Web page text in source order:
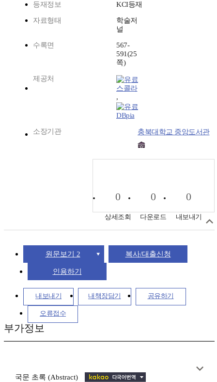
등재정보 KCI등재
자료형태
학술저
널
수록면
567-
591(25
쪽)
제공처
스콜라
,
DBpia
소장기관 충북대학교 중앙도서관
0
상세조회
0
다운로드
0
내보내기
원문보기 2 복사/대출신청
인용하기
내보내기 내책장담기 공유하기
오류접수
부가정보
국문 초록 (Abstract)